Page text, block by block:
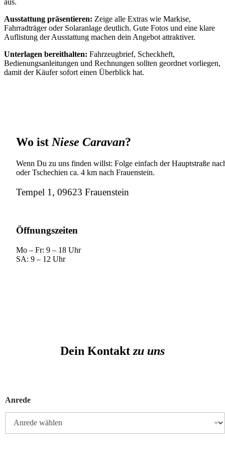
aus.
Ausstattung präsentieren: Zeige alle Extras wie Markise,
Fahrradträger oder Solaranlage deutlich. Gute Fotos und eine klare
Auflistung der Ausstattung machen dein Angebot attraktiver.
Unterlagen bereithalten: Fahrzeugbrief, Scheckheft,
Bedienungsanleitungen und Rechnungen sollten geordnet vorliegen,
damit der Käufer sofort einen Überblick hat.
Wo istNiese Caravan?
Wenn Du zu uns finden willst: Folge einfach der Hauptstraße
oder Tschechien ca. 4 km nach Frauenstein.
Tempel 1, 09623 Frauenstein
Öffnungszeiten
Mo – Fr: 9 – 18 Uhr
SA: 9 – 12 Uhr
Dein Kontakt zu uns
c
h
a
Anrede